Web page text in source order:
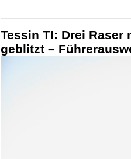
Tessin TI: Drei Raser
geblitzt –